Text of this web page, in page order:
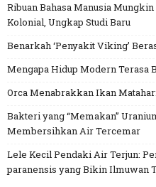
Ribuan Bahasa Manusia
Kolonial, Ungkap Studi Baru
Benarkah ‘Penyakit Viking’
Mengapa Hidup Modern Terasa
Orca Menabrakkan Ikan
Bakteri yang “Memakan”
Membersihkan Air Tercemar
Lele Kecil Pendaki Air Terjun:
paranensis yang Bikin Ilmuwan